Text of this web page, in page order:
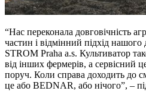
“Нас переконала довговічність
частин і відмінний підхід нашого
STROM Praha a.s. Культиватор
від інших фермерів, а сервісний
поруч. Коли справа доходить до
це або BEDNAR, або нічого”, –